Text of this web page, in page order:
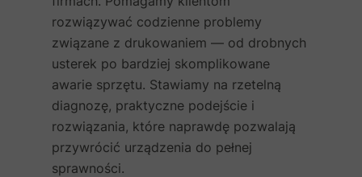
rozwiązywać codzienne problemy
związane z drukowaniem — od drobnych
usterek po bardziej skomplikowane
awarie sprzętu. Stawiamy na rzetelną
diagnozę, praktyczne podejście i
rozwiązania, które naprawdę pozwalają
przywrócić urządzenia do pełnej
sprawności.